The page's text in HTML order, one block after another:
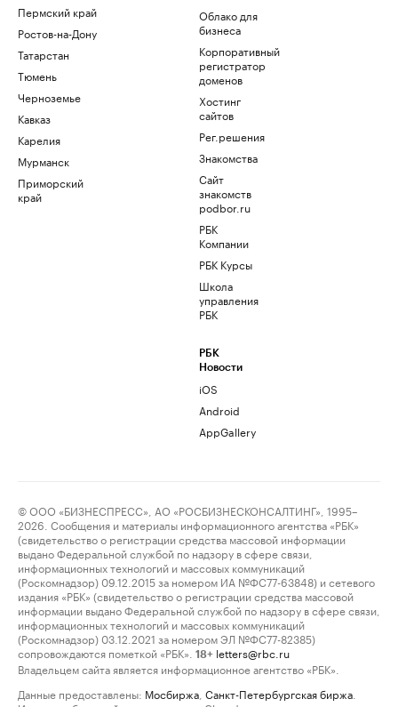
Пермский край
Ростов-на-Дону
Татарстан
Тюмень
Черноземье
Кавказ
Карелия
Мурманск
Приморский
край
Облако для
бизнеса
Корпоративный
регистратор
доменов
Хостинг
сайтов
Рег.решения
Знакомства
Сайт
знакомств
podbor.ru
РБК
Компании
РБК Курсы
Школа
управления
РБК
РБК
Новости
iOS
Android
AppGallery
© ООО «БИЗНЕСПРЕСС», АО «РОСБИЗНЕСКОНСАЛТИНГ», 1995–
2026. Сообщения и материалы информационного агентства «РБК»
(свидетельство о регистрации средства массовой информации
выдано Федеральной службой по надзору в сфере связи,
информационных технологий и массовых коммуникаций
(Роскомнадзор) 09.12.2015 за номером ИА №ФС77-63848) и сетевого
издания «РБК» (свидетельство о регистрации средства массовой
информации выдано Федеральной службой по надзору в сфере связи,
информационных технологий и массовых коммуникаций
(Роскомнадзор) 03.12.2021 за номером ЭЛ №ФС77-82385)
сопровождаются пометкой «РБК».
18+ letters@rbc.ru
Владельцем сайта является информационное агентство «РБК».
Данные предоставлены: Мосбиржа Санкт-Петербургская биржа